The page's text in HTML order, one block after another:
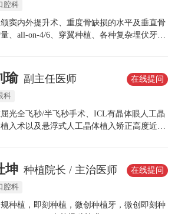
腔科
窦内外提升术、重度骨缺损的水平及垂直骨
、all-on-4/6、穿翼种植、各种复杂埋伏牙拔
性化方案，以确保功能与美学兼顾，健康与
并存的理念！
瑜 副主任医师
科
光全飞秒/半飞秒手术、ICL有晶体眼人工晶
入术以及悬浮式人工晶体植入矫正高度近视
声乳化联合人工晶体植入术、眼底玻璃体切
术。在个性化手术设计方面具有独到见解。
在线提问
坤 种植院长 / 主治医师
腔科
种植，即刻种植，微创种植牙，微创即刻种
在线提问